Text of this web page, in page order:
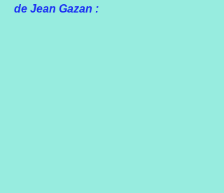
de Jean Gazan :